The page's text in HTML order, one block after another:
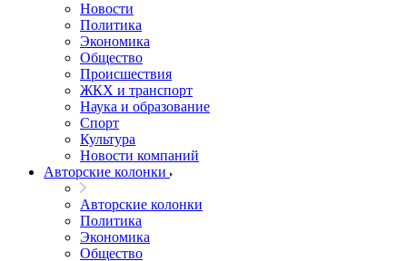
Новости
Политика
Экономика
Общество
Происшествия
ЖКХ и транспорт
Наука и образование
Спорт
Культура
Новости компаний
Авторские колонки
Авторские колонки
Политика
Экономика
Общество